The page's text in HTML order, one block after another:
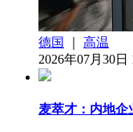
德国
高温
2026年07月30日
麦萃才：内地企